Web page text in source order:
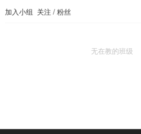
加入小组 关注 / 粉丝
无在教的班级